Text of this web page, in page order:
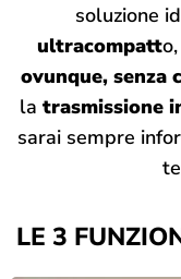
soluzione
ultracompatto,
ovunque, senza
la trasmissione
sarai sempre
LE 3